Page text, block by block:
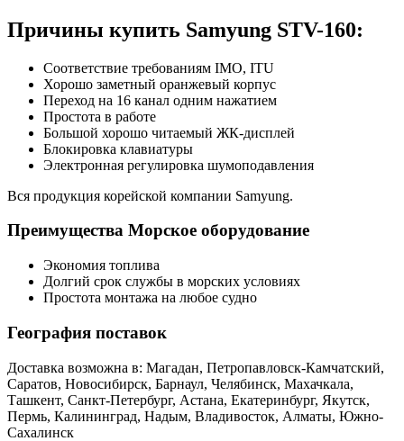
Причины купить Samyung STV-160:
Соответствие требованиям IMO, ITU
Хорошо заметный оранжевый корпус
Переход на 16 канал одним нажатием
Простота в работе
Большой хорошо читаемый ЖК-дисплей
Блокировка клавиатуры
Электронная регулировка шумоподавления
Вся продукция корейской компании Samyung.
Преимущества Морское оборудование
Экономия топлива
Долгий срок службы в морских условиях
Простота монтажа на любое судно
География поставок
Доставка возможна в: Магадан, Петропавловск-Камчатский,
Саратов, Новосибирск, Барнаул, Челябинск, Махачкала,
Ташкент, Санкт-Петербург, Астана, Екатеринбург, Якутск,
Пермь, Калининград, Надым, Владивосток, Алматы, Южно-
Сахалинск